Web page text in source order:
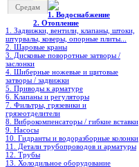
Средам
1. Водоснабжение
2. Отопление
1. Задвижки, вентили, клапаны, штоки,
штурвалы, коверы, опорные плиты...
2. Шаровые краны
3. Дисковые поворотные затворы /
заслонки
4. Шиберные ножевые и щитовые
затворы / задвижки
5. Приводы к арматуре
6. Клапаны и регуляторы
7. Фильтры, грязевики и
грязеотделители
8. Виброкомпенсаторы / гибкие вставки
9. Насосы
10. Гидранты и водоразборные колонки
11. Детали трубопроводов и арматуры
12. Трубы
13. Холодильное oборудование